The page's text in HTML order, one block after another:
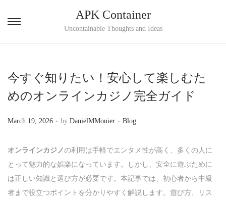
S
p
t
o
i
g
a
S
p
t
o
t
n
APK Container
Uncontainable Thoughts and Ideas
今すぐ知りたい！安心して楽しむた
めのオンラインカジノ完全ガイド
P
s
e
d
March 19, 2026 . by DanielMMonier . P
s
e
d
Blog
オンラインカジノの利用は手軽でエンタメ性が高く、多くの人に
とって魅力的な娯楽になっています。しかし、安全に遊ぶために
は正しい知識と選び方が必要です。本記事では、初心者から中級
者まで役立つポイントを分かりやすく解説します。遊び方、リス